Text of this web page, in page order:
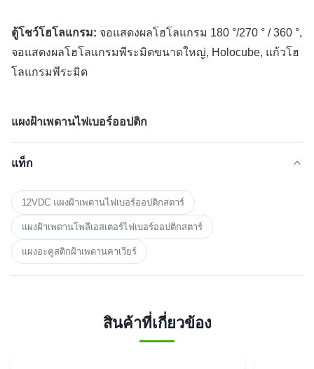
ตู้โชว์โฮโลแกรม: จอแสดงผลโฮโลแกรม 180 °/270 ° / 360 °,
จอแสดงผลโฮโลแกรมพีระมิดขนาดใหญ่, Holocube, แก้วโฮ
โลแกรมพีระมิด
แผงฝ้าเพดานไฟเบอร์ออปติก
แท็ก
12VDC แผงฝ้าเพดานไฟเบอร์ออปติกสตาร์
แผงฝ้าเพดานโพลีเอสเตอร์ไฟเบอร์ออปติกสตาร์
แผงอะคูสติกฝ้าเพดานคาเวียร์
สินค้าที่เกี่ยวข้อง